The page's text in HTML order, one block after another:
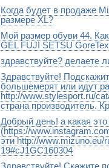
Добрый день! Все
перейдя по ссылке http://
соответственно сделать
Когда будет в продаже
размере XL?
Точные сроки сказать не
Мой размер обуви 44.
GEL FUJI SETSU
US11,5 -длина стопы 29,5 см
здравствуйте? делаете
Да,делаем
Здравствуйте!
большемерят или идут
http://www.stylesport.ru/
страна производитель.
Здравствуйте, Анастасия!
размера по длине стельки
Кроссовки оригинальные,
Asics (Япония). Кроссовки
Индонезия, Вьетнам) под
Добрый день! а какая
(https://
эти http://www.mizuno.eu/
19#cJ1GC160304
Да,это действительно